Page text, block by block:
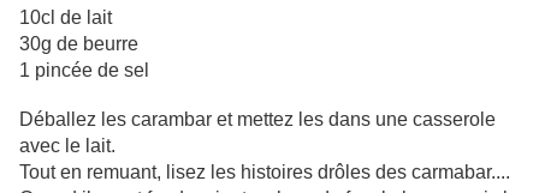
10cl de lait
30g de beurre
1 pincée de sel
Déballez les carambar et mettez les dans une casserole
avec le lait.
Tout en remuant, lisez les histoires drôles des carmabar....